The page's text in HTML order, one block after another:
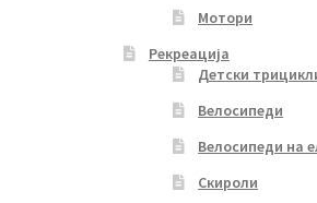
Мотори
Рекреација
Детски
Велосипеди
Велосипеди на
Скироли